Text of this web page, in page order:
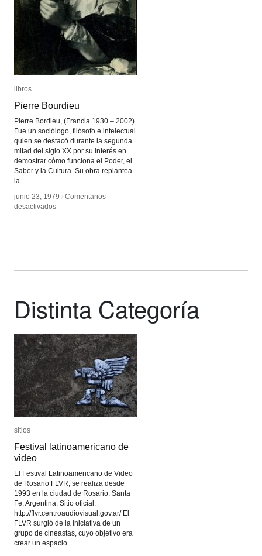
libros
Pierre Bourdieu
Pierre Bordieu, (Francia 1930 – 2002).
Fue un sociólogo, filósofo e intelectual
quien se destacó durante la segunda
mitad del siglo XX por su interés en
demostrar cómo funciona el Poder, el
Saber y la Cultura. Su obra replantea
la
junio 23, 1979 / Comentarios
desactivadosen
libros
Pierre Bourdieu
junio 23, 1979 / Comentarios
desactivadosen
Distinta Categoría
sitios
Festival latinoamericano de
video
El Festival Latinoamericano de Video
de Rosario FLVR, se realiza desde
1993 en la ciudad de Rosario, Santa
Fe, Argentina. Sitio oficial:
http://flvr.centroaudiovisual.gov.ar/ El
FLVR surgió de la iniciativa de un
grupo de cineastas, cuyo objetivo era
crear un espacio
sitios
Festival latinoamericano de
video